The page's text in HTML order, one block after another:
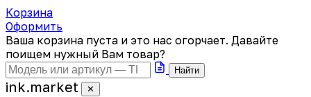
Корзина
Оформить
Ваша корзина пуста и это нас огорчает. Давайте
поищем нужный Вам товар?
Найти
ink.market ✕